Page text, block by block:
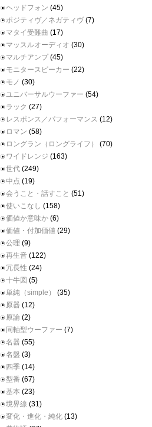
ヘッドフォン (45)
ポジティヴ／ネガティヴ(7)
マタイ受難曲 (17)
マッスルオーディオ (30)
マルチアンプ (45)
モニタースピーカー (22)
モノ (30)
ユニバーサルウーファー (54)
ラック (27)
レスポンス／パフォーマンス (12)
ロマン (58)
ロングラン（ロングライフ）
(70)
ワイドレンジ (163)
世代 (249)
中点 (19)
会うこと・話すこと (51)
使いこなし (158)
価値か意味か (6)
価値・付加価値 (29)
公理 (9)
再生音 (122)
冗長性 (24)
十牛図 (5)
単純（simple）
(35)
原器 (12)
原論 (2)
同軸型ウーファー (7)
名器 (55)
名盤 (3)
四季 (14)
型番 (67)
基本 (23)
境界線 (31)
変化・進化・純化 (13)